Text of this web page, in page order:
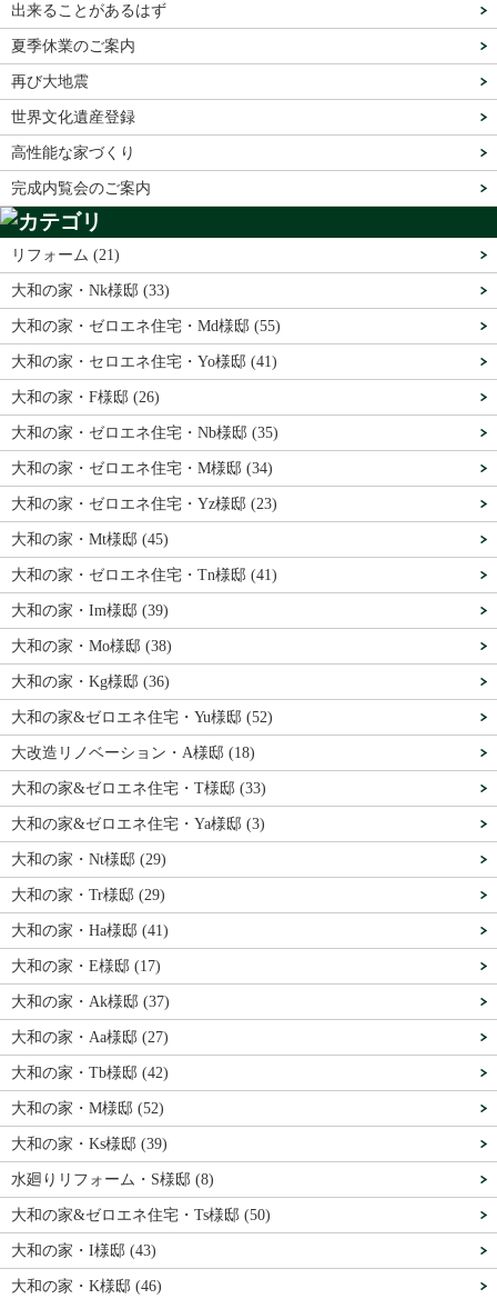
出来ることがあるはず
夏季休業のご案内
再び大地震
世界文化遺産登録
高性能な家づくり
完成内覧会のご案内
リフォーム (21)
大和の家・Nk様邸 (33)
大和の家・ゼロエネ住宅・Md様邸 (55)
大和の家・セロエネ住宅・Yo様邸 (41)
大和の家・F様邸 (26)
大和の家・ゼロエネ住宅・Nb様邸 (35)
大和の家・ゼロエネ住宅・M様邸 (34)
大和の家・ゼロエネ住宅・Yz様邸 (23)
大和の家・Mt様邸 (45)
大和の家・ゼロエネ住宅・Tn様邸 (41)
大和の家・Im様邸 (39)
大和の家・Mo様邸 (38)
大和の家・Kg様邸 (36)
大和の家&ゼロエネ住宅・Yu様邸 (52)
大改造リノベーション・A様邸 (18)
大和の家&ゼロエネ住宅・T様邸 (33)
大和の家&ゼロエネ住宅・Ya様邸 (3)
大和の家・Nt様邸 (29)
大和の家・Tr様邸 (29)
大和の家・Ha様邸 (41)
大和の家・E様邸 (17)
大和の家・Ak様邸 (37)
大和の家・Aa様邸 (27)
大和の家・Tb様邸 (42)
大和の家・M様邸 (52)
大和の家・Ks様邸 (39)
水廻りリフォーム・S様邸 (8)
大和の家&ゼロエネ住宅・Ts様邸 (50)
大和の家・I様邸 (43)
大和の家・K様邸 (46)